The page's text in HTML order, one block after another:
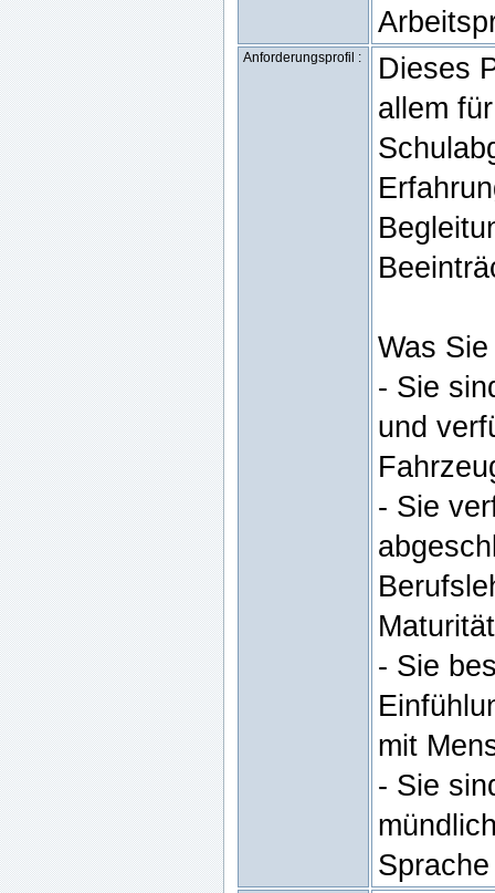
Anforderungsprofil :
Dieses
allem
Was
- Sie
und
- Sie
- Sie
mit
- Sie
Sprache